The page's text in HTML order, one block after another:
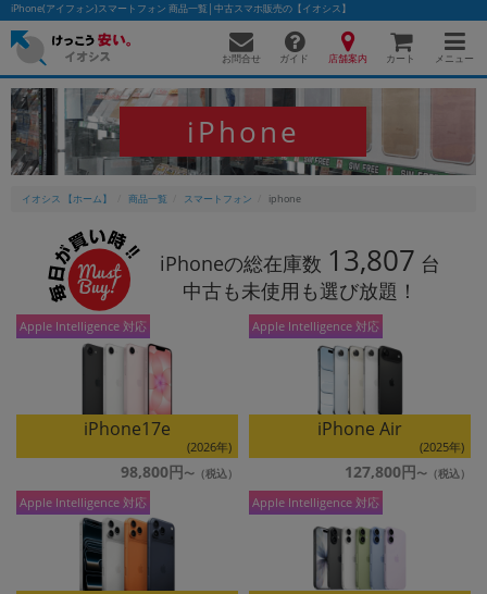
iPhone(アイフォン)スマートフォン 商品一覧│中古スマホ販売の【イオシス】
お問合せ ガイド 店舗案内 カート メニュー
iPhone
イオシス 【ホーム】 商品一覧 スマートフォン iphone
iPhoneの総在庫数 13,807 台
中古も未使用も選び放題！
Apple Intelligence 対応
iPhone17e
(2026年)
98,800円
Apple Intelligence 対応
iPhone Air
(2025年)
127,800円
Apple Intelligence 対応 Apple Intelligence 対応
かんたんパソコン検索に切り替える
フリーワード
除外ワード
人気の検索ワード：Let's note
「スマートフォン」「タブレット」など
商品シリーズ名・ブランド名の絞り込み。
「iPhone」「Xperia」「Galaxy」など
製造、販売メーカーの絞り込み
「Apple」「SONY」「SHARP」など